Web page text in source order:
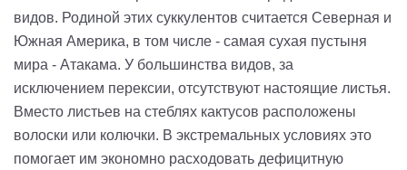
видов. Родиной этих суккулентов считается Северная и
Южная Америка, в том числе - самая сухая пустыня
мира - Атакама. У большинства видов, за
исключением перексии, отсутствуют настоящие листья.
Вместо листьев на стеблях кактусов расположены
волоски или колючки. В экстремальных условиях это
помогает им экономно расходовать дефицитную